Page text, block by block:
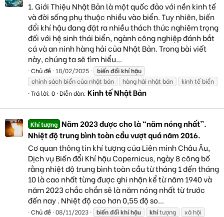
1. Giới Thiệu Nhật Bản là một quốc đảo với nền kinh tế
và đời sống phụ thuộc nhiều vào biển. Tuy nhiên, biến
đổi khí hậu đang đặt ra nhiều thách thức nghiêm trọng
đối với hệ sinh thái biển, ngành công nghiệp đánh bắt
cá và an ninh hàng hải của Nhật Bản. Trong bài viết
này, chúng ta sẽ tìm hiểu...
Chủ đề 18/02/2025 biếnđổikhíhậu
chính sách biển của nhật bản
hàng hải nhật bản
kinh tế biển
Trả lời: 0 Diễn đàn: Kinh tế Nhật Bản
Khí tượng Năm 2023 được cho là “năm nóng nhất”.
Nhiệt độ trung bình toàn cầu vượt quá năm 2016.
Cơ quan thông tin khí tượng của Liên minh Châu Âu,
Dịch vụ Biến đổi Khí hậu Copernicus, ngày 8 công bố
rằng nhiệt độ trung bình toàn cầu từ tháng 1 đến tháng
10 là cao nhất từng được ghi nhận kể từ năm 1940 và
năm 2023 chắc chắn sẽ là năm nóng nhất từ trước
đến nay . Nhiệt độ cao hơn 0,55 độ so...
Chủ đề 08/11/2023 biếnđổikhíhậu khítượng
xã hội